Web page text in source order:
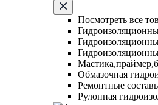
Посмотреть все
Обмазочная
Ремонтные
Рулонная